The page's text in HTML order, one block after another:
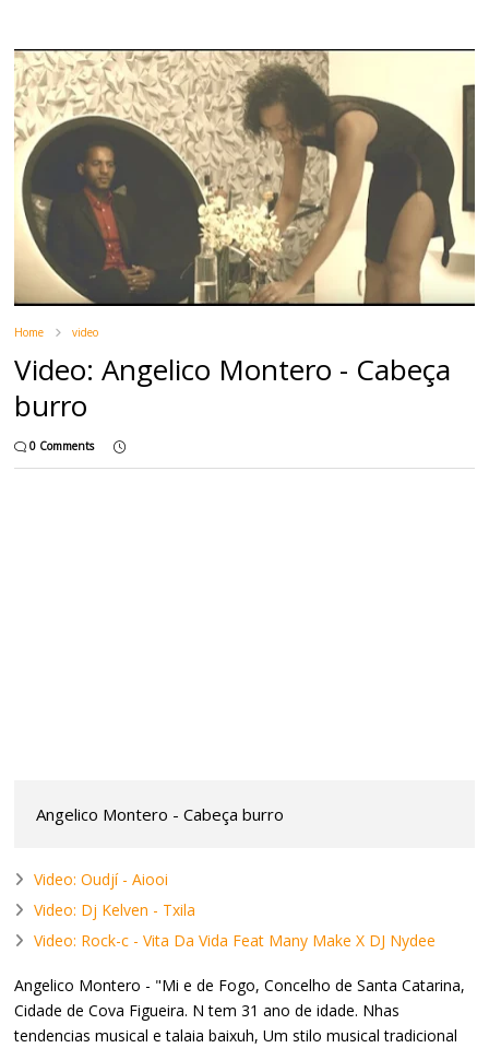
Home video
Video: Angelico Montero - Cabeça
burro
0 Comments
Angelico Montero - Cabeça burro
Video: Oudjí - Aiooi
Video: Dj Kelven - Txila
Video: Rock-c - Vita Da Vida Feat Many Make X DJ Nydee
Angelico Montero - "Mi e de Fogo, Concelho de Santa Catarina,
Cidade de Cova Figueira. N tem 31 ano de idade. Nhas
tendencias musical e talaia baixuh, Um stilo musical tradicional